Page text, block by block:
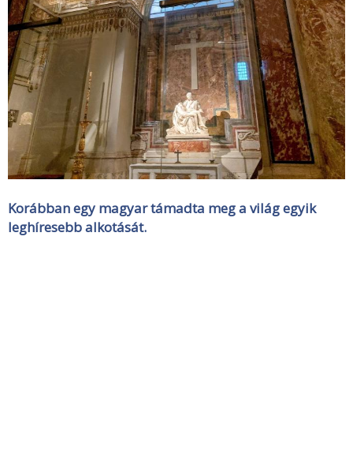
Korábban egy magyar támadta meg a világ egyik
leghíresebb alkotását.